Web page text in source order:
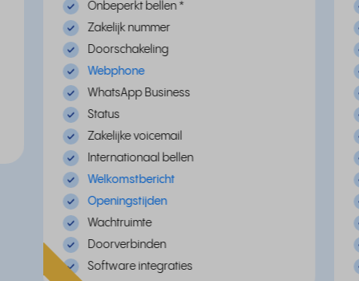
Onbeperkt bellen *
Zakelijk nummer
Doorschakeling
Webphone
WhatsApp Business
Status
Zakelijke voicemail
Internationaal bellen
Welkomstbericht
Openingstijden
Wachtruimte
Doorverbinden
Software integraties